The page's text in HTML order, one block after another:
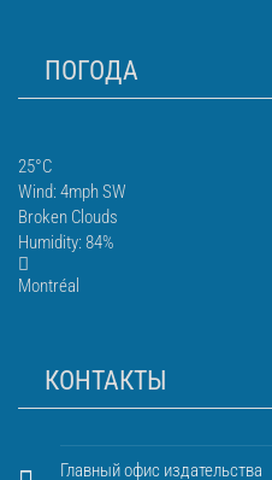
ПОГОДА
25°C
Wind: 4mph SW
Broken Clouds
Humidity: 84%
Montréal
КОНТАКТЫ
Главный офис издательства